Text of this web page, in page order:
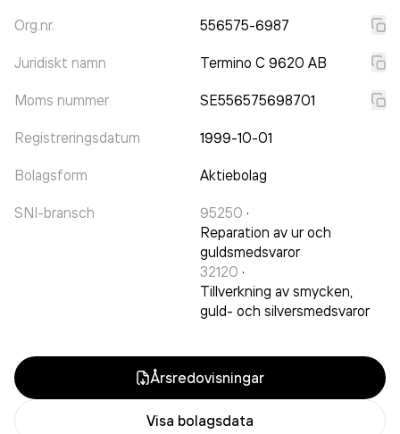
Org.nr. 556575-6987
Juridiskt namn Termino C 9620 AB
Moms nummer SE556575698701
Registreringsdatum 1999-10-01
Bolagsform Aktiebolag
SNI-bransch 95250 ·
Reparation av ur och
guldsmedsvaror
32120 ·
Tillverkning av smycken,
guld- och silversmedsvaror
Årsredovisningar
Visa bolagsdata